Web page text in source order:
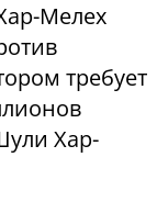
Мелех
требует
Хар-